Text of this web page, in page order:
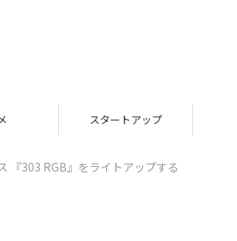
スタートアップ
『303 RGB』をライトアップする